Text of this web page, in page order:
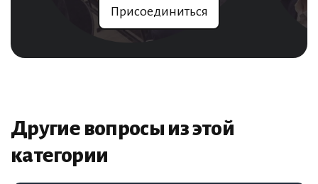
Присоединиться
Другие вопросы из этой
категории